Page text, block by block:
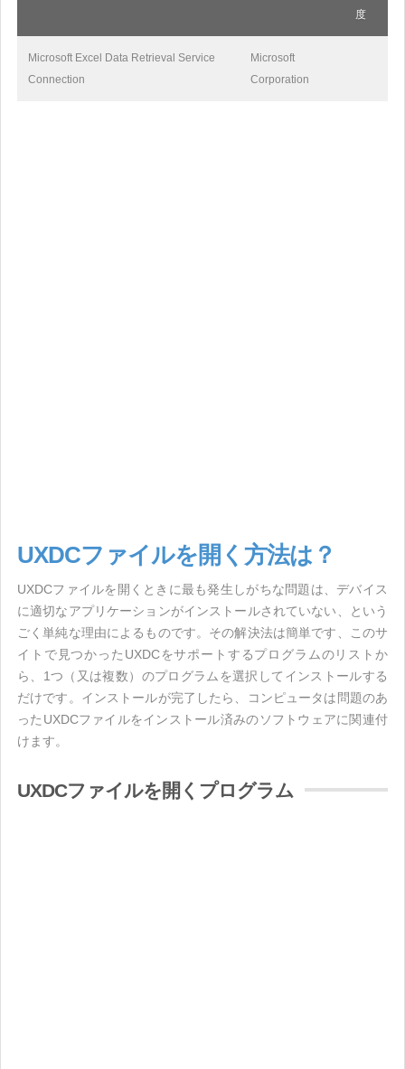
度
Microsoft Excel Data Retrieval Service
Connection
Microsoft
Corporation
UXDCファイルを開く方法は？
UXDCファイルを開くときに最も発生しがちな問題は、デバイス
に適切なアプリケーションがインストールされていない、という
ごく単純な理由によるものです。その解決法は簡単です、このサ
イトで見つかったUXDCをサポートするプログラムのリストか
ら、1つ（又は複数）のプログラムを選択してインストールする
だけです。インストールが完了したら、コンピュータは問題のあ
ったUXDCファイルをインストール済みのソフトウェアに関連付
けます。
UXDCファイルを開くプログラム